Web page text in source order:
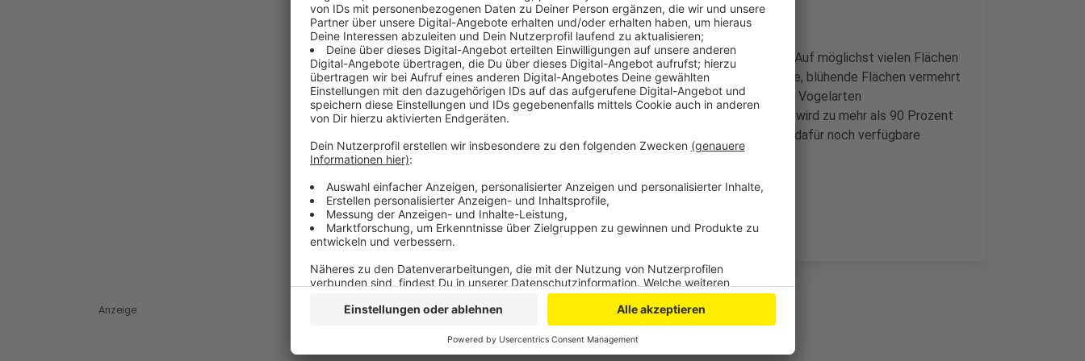
Es geht darum, den Insekten und Vögeln mehr Nahrung zu bieten. Auf möglichst vielen Flächen
soll regionales Saatgut ausgebracht werden. So sollen artenreiche, blühende Flächen vermehrt
werden. Dadurch soll einem weiteren Rückgang der Insekten- und Vogelarten
entgegengewirkt werden. Das Projekt läuft sechs Jahre lang und wird zu mehr als 90 Prozent
von Bund und Land gefördert. Die Biologischen Stationen suchen dafür noch verfügbare
Flächen, also zum Beispiel Weges-oder Feldränder.
Anzeige
Anzeige